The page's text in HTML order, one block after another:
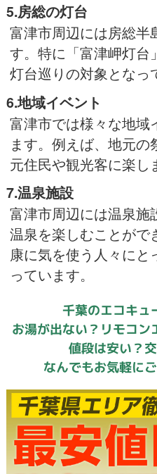
5.房総の灯台
富津市周辺には房総半
す。特に「富津岬灯台
灯台巡りの対象となっ
6.地域イベント
富津市では様々な地域
ます。例えば、地元
元住民や観光客に楽し
7.温泉施設
富津市周辺には温泉施
温泉を楽しむことがで
康に気を使う人々に
っています。
千葉のエコキュ
お湯が出ない？リモコン
値段は安い？
なんでもお気軽に